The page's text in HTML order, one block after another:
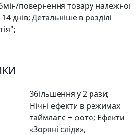
повернення товару належної
днів; Детальніше в розділі
Збільшення у 2 рази;
Нічні ефекти в режимах
таймлапс + фото; Ефекти
«Зоряні сліди»,